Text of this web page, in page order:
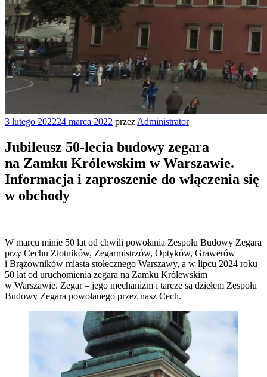
Opublikowane
3 lutego 202224 marca 2022 przez Administrator
Jubileusz 50-lecia budowy zegara
na Zamku Królewskim w Warszawie.
Informacja i zaproszenie do włączenia się
w obchody
W marcu minie 50 lat od chwili powołania Zespołu Budowy Zegara
przy Cechu Złotników, Zegarmistrzów, Optyków, Grawerów
i Brązowników miasta stołecznego Warszawy, a w lipcu 2024 roku
50 lat od uruchomienia zegara na Zamku Królewskim
w Warszawie. Zegar – jego mechanizm i tarcze są dziełem Zespołu
Budowy Zegara powołanego przez nasz Cech.